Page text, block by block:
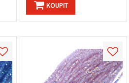
KOUPIT